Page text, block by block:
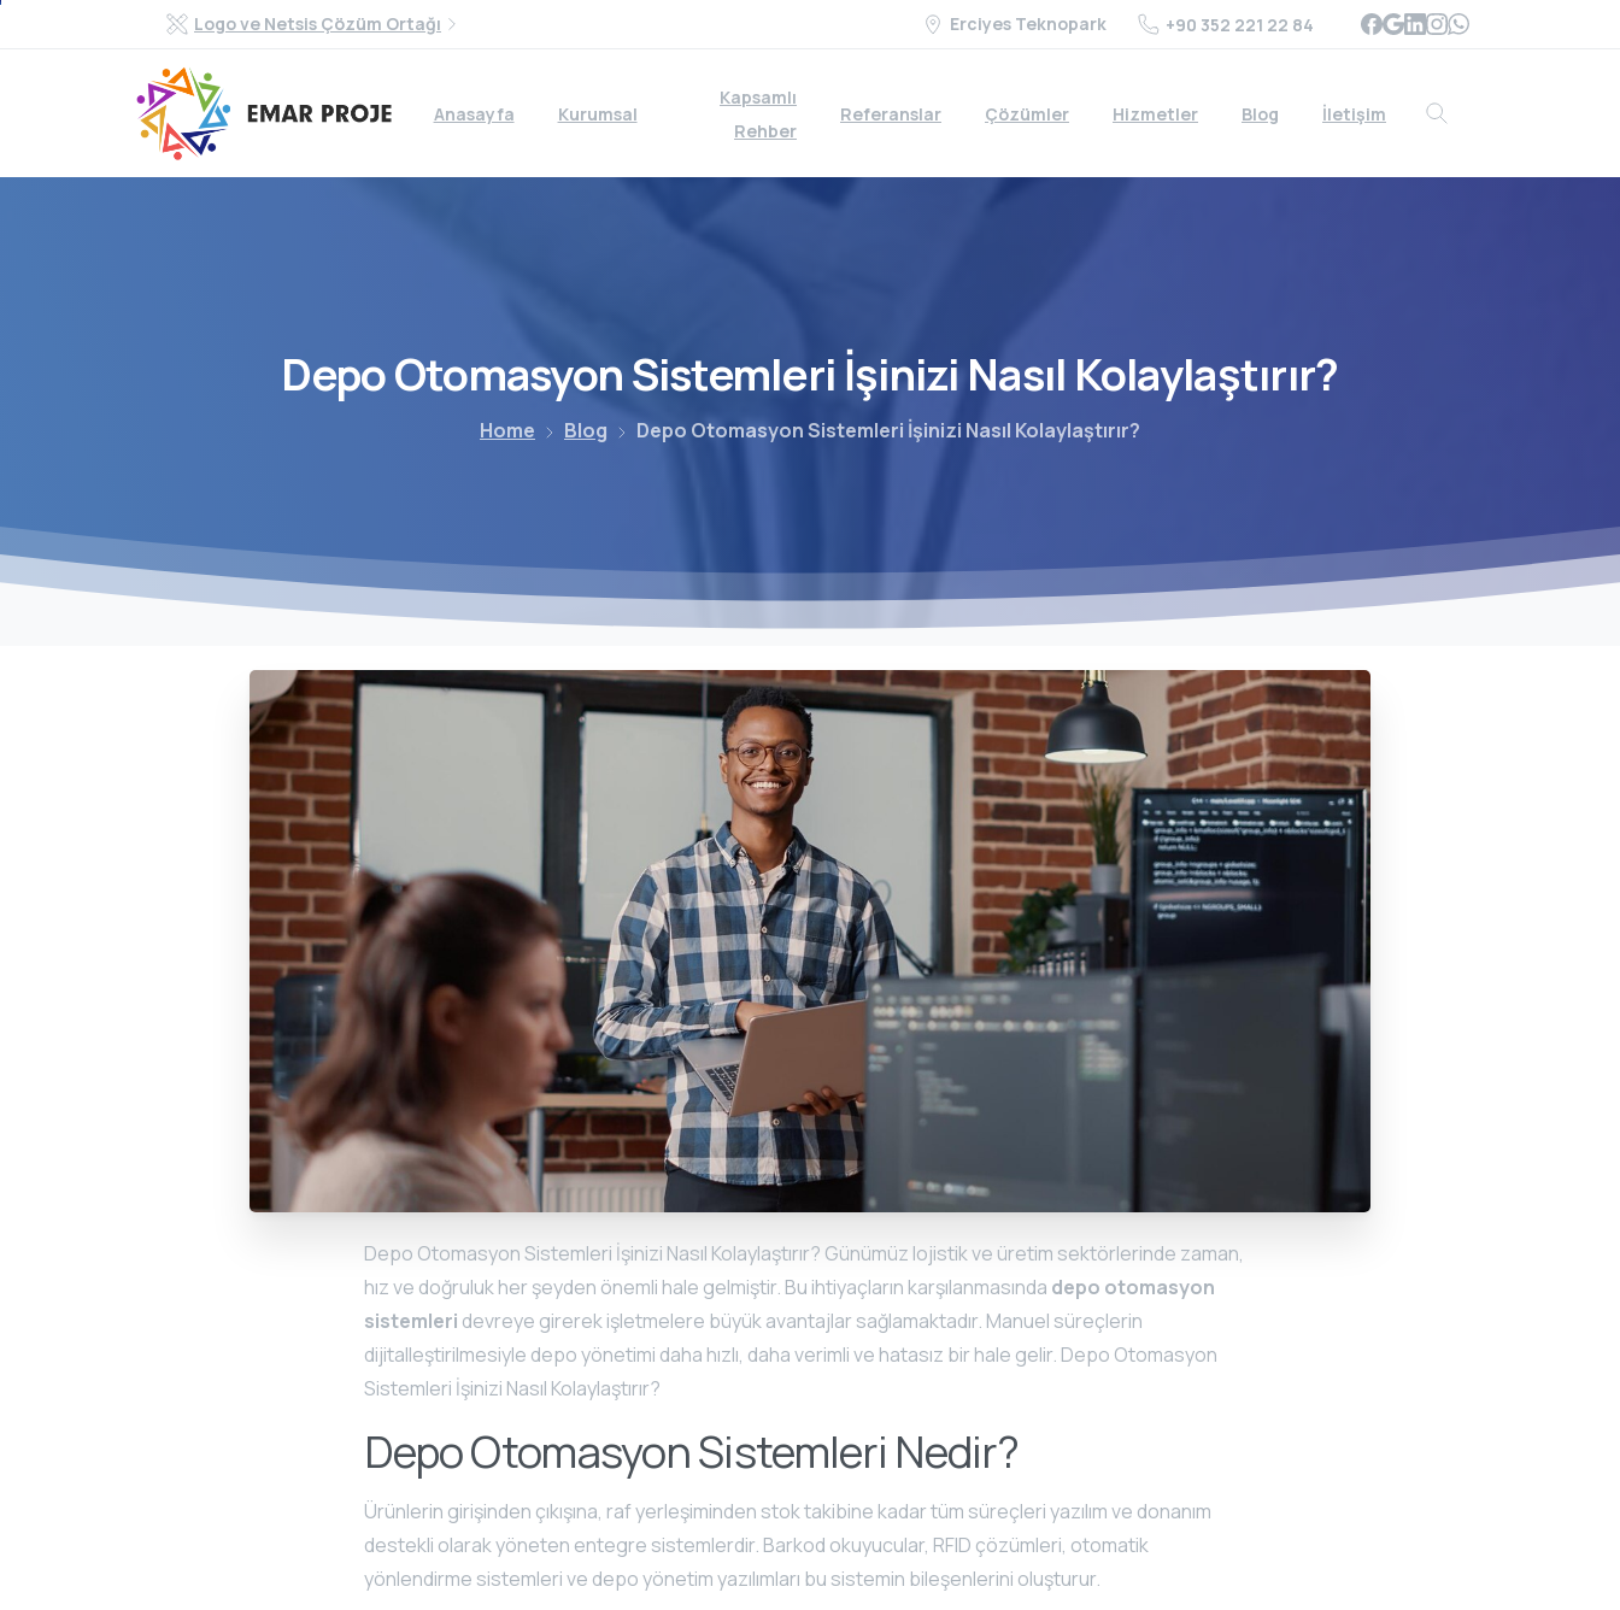
Logo ve Netsis Çözüm Ortağı Erciyes Teknopark +90 352 221 22 84
Anasayfa Kurumsal
Kapsamlı
Rehber
Referanslar Çözümler Hizmetler Blog İletişim
Search
DepoOtomasyonSistemleri İşiniziNasıl Kolaylaştırır?
Home Blog Depo Otomasyon Sistemleri İşinizi Nasıl Kolaylaştırır?
Depo Otomasyon Sistemleri İşinizi Nasıl Kolaylaştırır? Günümüz lojistik ve üretim sektörlerinde zaman,
hız ve doğruluk her şeyden önemli hale gelmiştir. Bu ihtiyaçların karşılanmasında depo otomasyon
sistemleri devreye girerek işletmelere büyük avantajlar sağlamaktadır. Manuel süreçlerin
dijitalleştirilmesiyle depo yönetimi daha hızlı, daha verimli ve hatasız bir hale gelir. Depo Otomasyon
Sistemleri İşinizi Nasıl Kolaylaştırır?
Depo Otomasyon Sistemleri Nedir?
Ürünlerin girişinden çıkışına, raf yerleşiminden stok takibine kadar tüm süreçleri yazılım ve donanım
destekli olarak yöneten entegre sistemlerdir. Barkod okuyucular, RFID çözümleri, otomatik
yönlendirme sistemleri ve depo yönetim yazılımları bu sistemin bileşenlerini oluşturur.